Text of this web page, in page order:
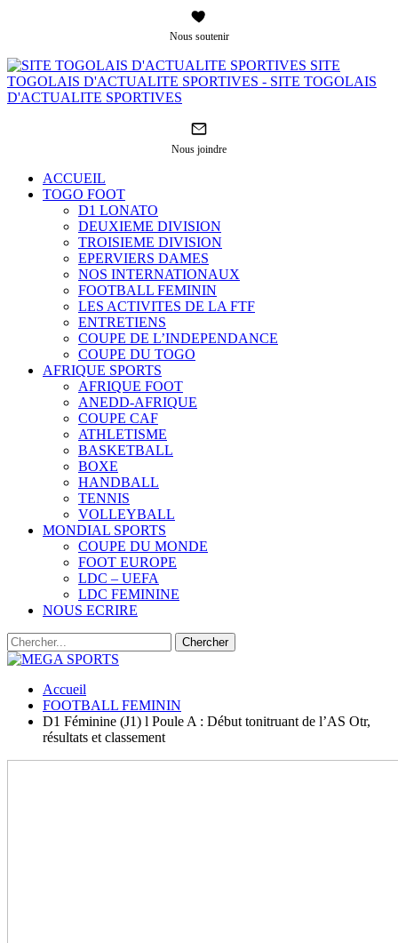
Nous soutenir
SITE
TOGOLAIS D'ACTUALITE SPORTIVES - SITE TOGOLAIS
D'ACTUALITE SPORTIVES
Nous joindre
ACCUEIL
TOGO FOOT
D1 LONATO
DEUXIEME DIVISION
TROISIEME DIVISION
EPERVIERS DAMES
NOS INTERNATIONAUX
FOOTBALL FEMININ
LES ACTIVITES DE LA FTF
ENTRETIENS
COUPE DE L’INDEPENDANCE
COUPE DU TOGO
AFRIQUE SPORTS
AFRIQUE FOOT
ANEDD-AFRIQUE
COUPE CAF
ATHLETISME
BASKETBALL
BOXE
HANDBALL
TENNIS
VOLLEYBALL
MONDIAL SPORTS
COUPE DU MONDE
FOOT EUROPE
LDC – UEFA
LDC FEMININE
NOUS ECRIRE
Accueil
FOOTBALL FEMININ
D1 Féminine (J1) l Poule A : Début tonitruant de l’AS Otr,
résultats et classement